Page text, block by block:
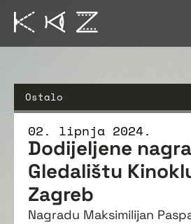
Ostalo
02. lipnja 2024.
Dodijeljene
Gledalištu
Zagreb
Nagradu Maksimilijan